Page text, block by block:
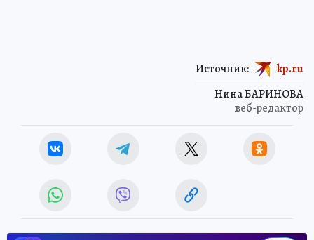
Нина БАРИНОВА
веб-редактор
Источник: kp.ru